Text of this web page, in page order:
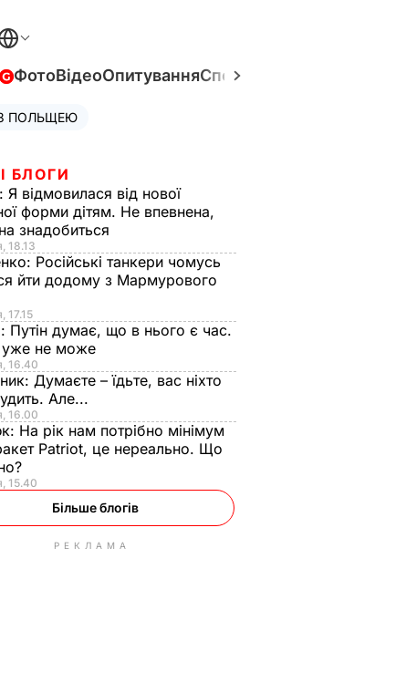
ФотоВідеоОпитуванняСпецпроєкти
ПОЛЬЩЕЮ
БЛОГИ
Я відмовилася від нової
форми дітям. Не впевнена,
знадобиться
18.13
Російські танкери чомусь
йти додому з Мармурового
17.15
Путін думає, що в нього є час.
не може
16.40
Думаєте – їдьте, вас ніхто
Але...
16.00
На рік нам потрібно мінімум
Patriot, це нереально. Що
15.40
Більше блогів
РЕКЛАМА